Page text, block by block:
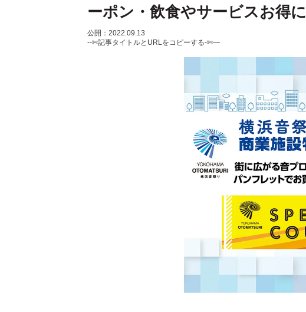
ーポン・飲食やサービスお得に
公開：2022.09.13
--✄記事タイトルとURLをコピーする-✄—